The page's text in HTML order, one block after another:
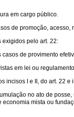
em cargo público.
de promoção,
exigidos pelo art. 22:
de provimento
em lei ou
incisos I e II, do art. 22
no ato de
mista ou